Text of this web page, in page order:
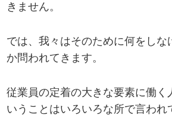
きません。
では、我々はそのために何をしな
か問われてきます。
従業員の定着の大きな要素に働く
いうことはいろいろな所で言われ